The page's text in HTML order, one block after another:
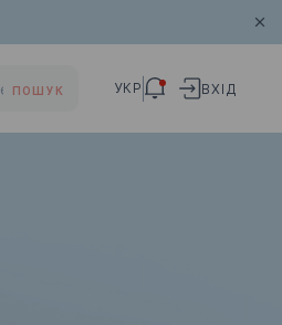
ПОШУК УКР ВХІД